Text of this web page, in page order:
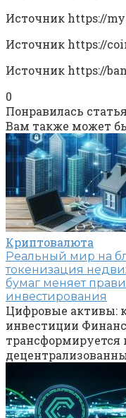
Источник https://
Источник https://
Источник https://
0
Понравилась
Вам также может
Криптовалюта
Реальный мир на
токенизация
бумаг меняет
инвестирования
Цифровые активы:
инвестиции
трансформируется